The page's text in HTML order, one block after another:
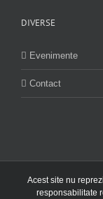
DIVERSE
Evenimente
Contact
Acest site nu
responsabilitate